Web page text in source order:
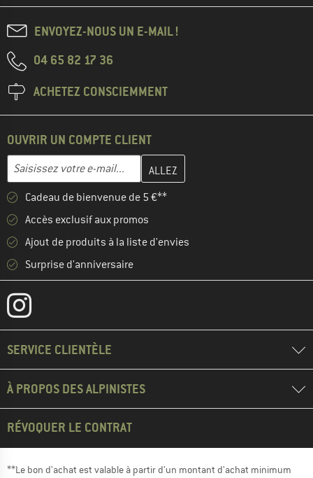
ENVOYEZ-NOUS UN E-MAIL !
04 65 82 17 36
ACHETEZ CONSCIEMMENT
OUVRIR UN COMPTE CLIENT
Adresse e-mail
Entrez votre adresse e-mail ici et créez votre compte client à la
Cadeau de bienvenue de 5 €**
Accès exclusif aux promos
Ajout de produits à la liste d'envies
Surprise d'anniversaire
SERVICE CLIENTÈLE
À PROPOS DES ALPINISTES
RÉVOQUER LE CONTRAT
**Le bon d'achat est valable à partir d'un montant d'achat minimum